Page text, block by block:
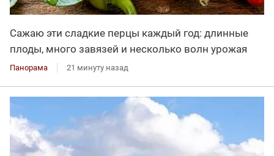
Сажаю эти сладкие перцы каждый год: длинные
плоды, много завязей и несколько волн урожая
Панорама 21 минуту назад